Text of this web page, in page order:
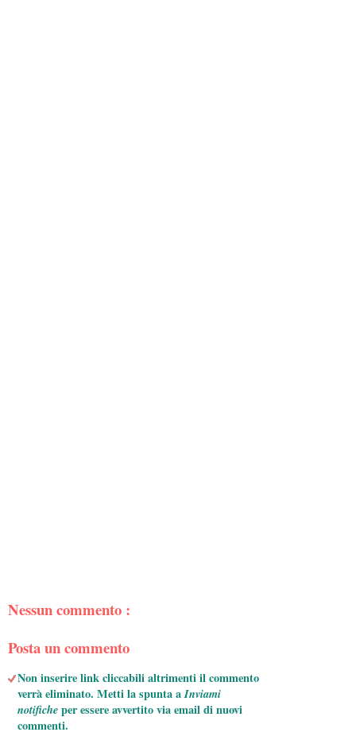
Nessun commento :
Posta un commento
Non inserire link cliccabili altrimenti il commento
verrà eliminato. Metti la spunta aInviami
notificheper essere avvertito via email di nuovi
commenti.